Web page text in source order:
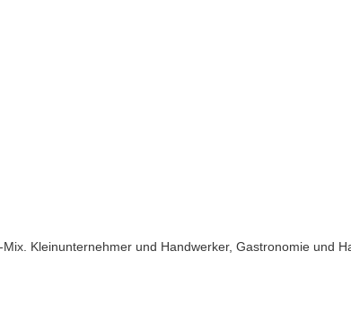
Kleinunternehmer und Handwerker, Gastronomie und